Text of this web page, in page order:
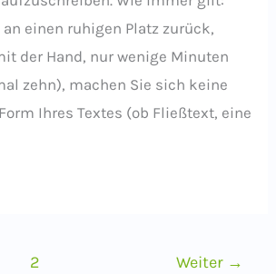
einen ruhigen Platz zurück,
der Hand, nur wenige Minuten
zehn), machen Sie sich keine
Ihres Textes (ob Fließtext, eine
2 Weiter →